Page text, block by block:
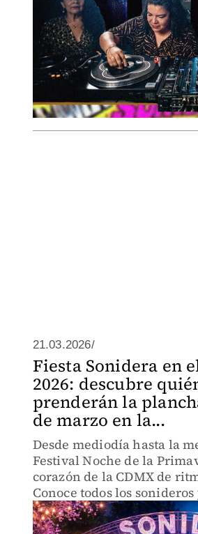
21.03.2026/
Fiesta Sonidera en
2026: descubre
prenderán la
de marzo en la...
Desde mediodía hasta la
Festival Noche de la
corazón de la CDMX de
Conoce todos los
que harán vibrar el
homenaje a Sonido Cóndor.